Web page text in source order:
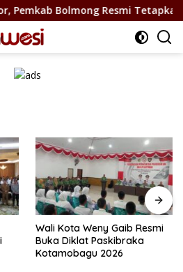
Bolmong Resmi Tetapkan
Wali Kota Weny Gaib Resmi
Buka Diklat Paskibraka
Kotamobagu 2026